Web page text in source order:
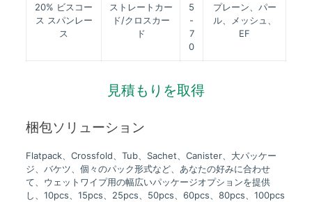
20% ビスコー
ス スパンレー
ス
ストレートカー
ド/クロスカー
ド
5
-
7
0
プレーン、パー
ル、メッシュ、
EF
見積もりを取得
梱包ソリューション
Flatpack、Crossfold、Tub、Sachet、Canister、大パッケー
ジ、バケツ、個々のパック形式など、あなたの好みに合わせ
て、ウェットワイプ用の幅広いパッケージオプションを提供
し、10pcs、15pcs、25pcs、50pcs、60pcs、80pcs、100pcs